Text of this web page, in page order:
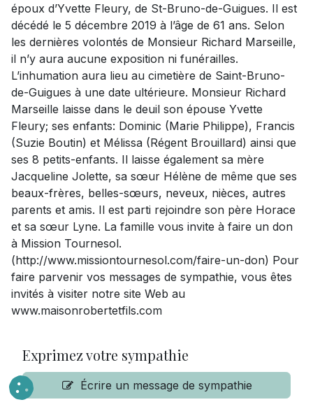
époux d’Yvette Fleury, de St-Bruno-de-Guigues. Il est
décédé le 5 décembre 2019 à l’âge de 61 ans. Selon
les dernières volontés de Monsieur Richard Marseille,
il n’y aura aucune exposition ni funérailles.
L’inhumation aura lieu au cimetière de Saint-Bruno-
de-Guigues à une date ultérieure. Monsieur Richard
Marseille laisse dans le deuil son épouse Yvette
Fleury; ses enfants: Dominic (Marie Philippe), Francis
(Suzie Boutin) et Mélissa (Régent Brouillard) ainsi que
ses 8 petits-enfants. Il laisse également sa mère
Jacqueline Jolette, sa sœur Hélène de même que ses
beaux-frères, belles-sœurs, neveux, nièces, autres
parents et amis. Il est parti rejoindre son père Horace
et sa sœur Lyne. La famille vous invite à faire un don
à Mission Tournesol.
(http://www.missiontournesol.com/faire-un-don) Pour
faire parvenir vos messages de sympathie, vous êtes
invités à visiter notre site Web au
www.maisonrobertetfils.com
Exprimez votre sympathie
Écrire un message de sympathie